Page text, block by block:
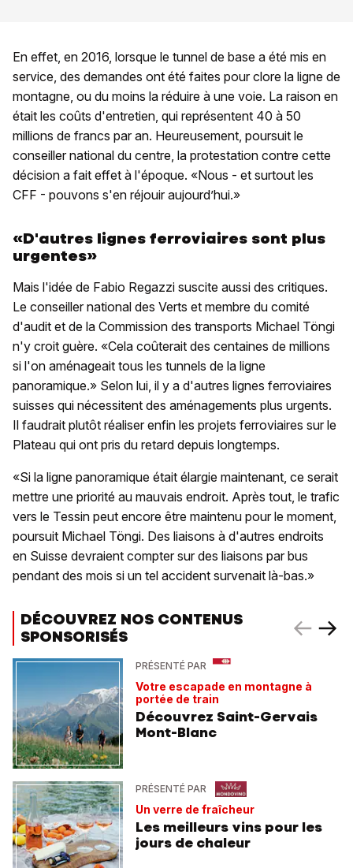
En effet, en 2016, lorsque le tunnel de base a été mis en
service, des demandes ont été faites pour clore la ligne de
montagne, ou du moins la réduire à une voie. La raison en
était les coûts d'entretien, qui représentent 40 à 50
millions de francs par an. Heureusement, poursuit le
conseiller national du centre, la protestation contre cette
décision a fait effet à l'époque. «Nous - et surtout les
CFF - pouvons s'en réjouir aujourd’hui.»
«D'autres lignes ferroviaires sont plus
urgentes»
Mais l'idée de Fabio Regazzi suscite aussi des critiques.
Le conseiller national des Verts et membre du comité
d'audit et de la Commission des transports Michael Töngi
n'y croit guère. «Cela coûterait des centaines de millions
si l'on aménageait tous les tunnels de la ligne
panoramique.» Selon lui, il y a d'autres lignes ferroviaires
suisses qui nécessitent des aménagements plus urgents.
Il faudrait plutôt réaliser enfin les projets ferroviaires sur le
Plateau qui ont pris du retard depuis longtemps.
«Si la ligne panoramique était élargie maintenant, ce serait
mettre une priorité au mauvais endroit. Après tout, le trafic
vers le Tessin peut encore être maintenu pour le moment,
poursuit Michael Töngi. Des liaisons à d'autres endroits
en Suisse devraient compter sur des liaisons par bus
pendant des mois si un tel accident survenait là-bas.»
DÉCOUVREZ NOS CONTENUS
SPONSORISÉS
PRÉSENTÉ PAR
Votre escapade en montagne à
portée de train
Découvrez Saint-Gervais
Mont-Blanc
PRÉSENTÉ PAR
Un verre de fraîcheur
Les meilleurs vins pour les
jours de chaleur